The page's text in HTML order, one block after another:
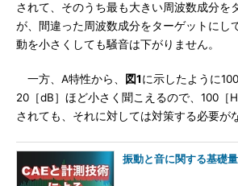
されて、そのうち最も大きい周波数成分を
が、間違った周波数成分をターゲットにし
動を小さくしても騒音は下がりません。
一方、A特性から、 図1に示したように
20［dB］ほど小さく聞こえるので、100［
されても、それに対しては対策する必要が
振動と音に関する基礎